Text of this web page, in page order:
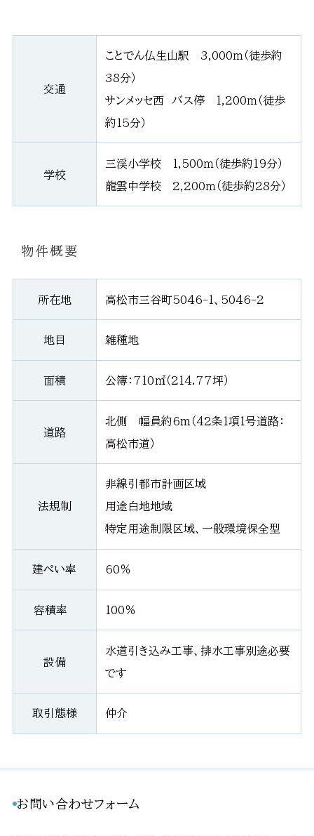
交通
ことでん仏生山駅 3,000ｍ（徒歩約
38分）
サンメッセ西 バス停 1,200ｍ（徒歩
約15分）
学校
三渓小学校 1,500ｍ（徒歩約19分）
龍雲中学校 2,200ｍ（徒歩約28分）
物件概要
所在地 高松市三谷町5046-1、5046-2
地目 雑種地
面積 公簿：710㎡（214.77坪）
道路
北側 幅員約6m（42条1項1号道路：
高松市道）
法規制
非線引都市計画区域
用途白地地域
特定用途制限区域、一般環境保全型
建ぺい率 60％
容積率 100％
設備
水道引き込み工事、排水工事別途必要
です
取引態様 仲介
お問い合わせフォーム